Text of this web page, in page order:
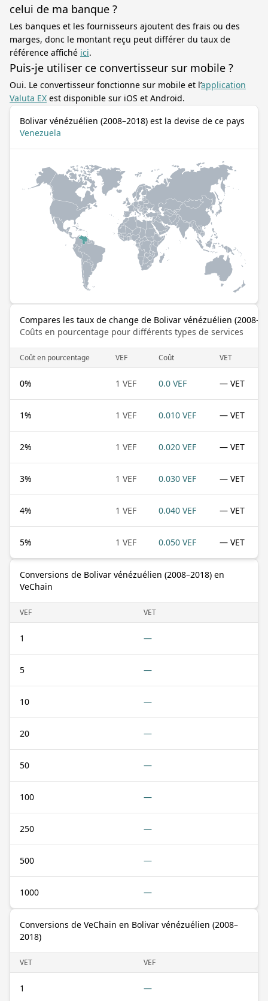
celui de ma banque ?
Les banques et les fournisseurs ajoutent des frais ou des
marges, donc le montant reçu peut différer du taux de
référence affiché ici.
Puis-je utiliser ce convertisseur sur mobile ?
Oui. Le convertisseur fonctionne sur mobile et l’application
Valuta EX est disponible sur iOS et Android.
Bolivar vénézuélien (2008–2018) est la devise de ce pays
Venezuela
Compares les taux de change de Bolivar vénézuélien
Coûts en pourcentage pour différents types de services
Coût en pourcentage VEF Coût VET
0% 1 VEF 0.0 VEF — VET
1% 1 VEF 0.010 VEF — VET
2% 1 VEF 0.020 VEF — VET
3% 1 VEF 0.030 VEF — VET
4% 1 VEF 0.040 VEF — VET
5% 1 VEF 0.050 VEF — VET
Conversions de Bolivar vénézuélien (2008–2018) en
VeChain
VEF VET
1 —
5 —
10 —
20 —
50 —
100 —
250 —
500 —
1000 —
Conversions de VeChain en Bolivar vénézuélien (2008–
2018)
VET VEF
1 —